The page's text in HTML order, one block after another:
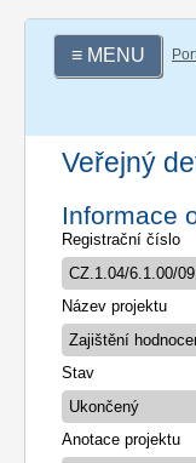
≡ MENU
Veřejný
Informace
Registrační číslo
Název projektu
Stav
Anotace projektu